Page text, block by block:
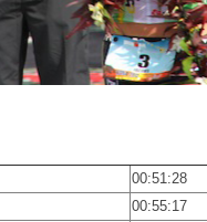
00:51:28
00:55:17